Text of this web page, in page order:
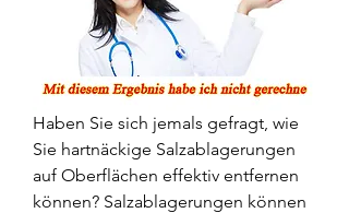
Haben Sie sich jemals gefragt, wie
Sie hartnäckige Salzablagerungen
auf Oberflächen effektiv entfernen
können? Salzablagerungen können